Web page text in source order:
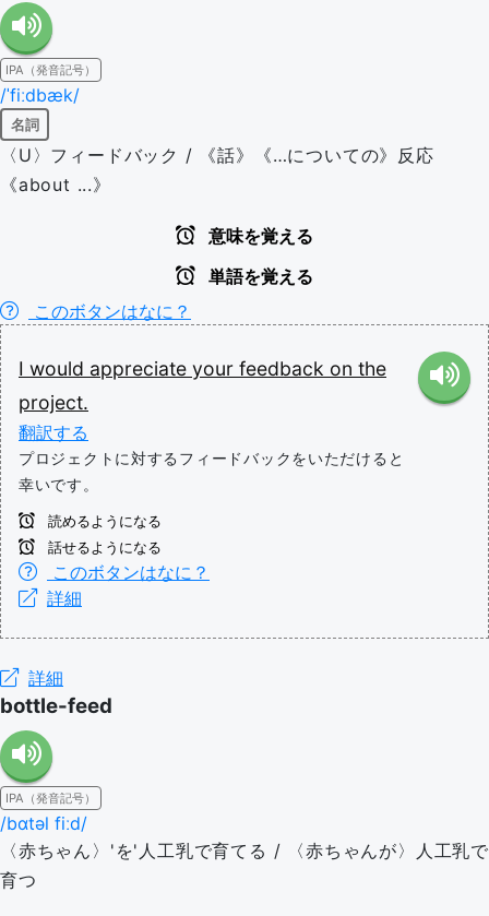
IPA（発音記号）
/ˈfiːdbæk/
名詞
〈U〉フィードバック / 《話》《…についての》反応
《about ...》
意味を覚える
単語を覚える
このボタンはなに？
I would appreciate your feedback on the
project.
翻訳する
プロジェクトに対するフィードバックをいただけると
幸いです。
読めるようになる
話せるようになる
このボタンはなに？
詳細
詳細
bottle-feed
IPA（発音記号）
/bɑtəl fiːd/
〈赤ちゃん〉'を'人工乳で育てる / 〈赤ちゃんが〉人工乳で
育つ